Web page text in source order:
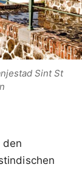
Sint St
den